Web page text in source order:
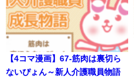
【4コマ漫画】67-筋肉は裏切ら
ないぴょん～新人介護職員物語